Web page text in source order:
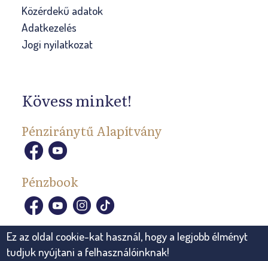
Közérdekű adatok
Adatkezelés
Jogi nyilatkozat
Kövess minket!
Pénziránytű Alapítvány
Pénzbook
Ez az oldal cookie-kat használ, hogy a legjobb élményt
tudjuk nyújtani a felhasználóinknak!